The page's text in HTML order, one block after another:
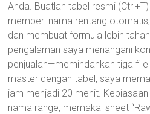
Anda. Buatlah tabel resmi
memberi nama rentang
dan membuat formula lebih
pengalaman saya menangani
penjualan—memindahkan tiga
master dengan tabel, saya
jam menjadi 20 menit.
nama range, memakai sheet